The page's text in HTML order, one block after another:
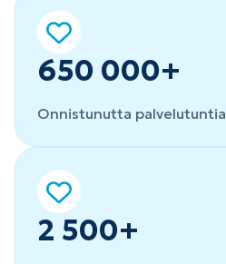
650 000+
Onnistunutta palvelutuntia
2 500+